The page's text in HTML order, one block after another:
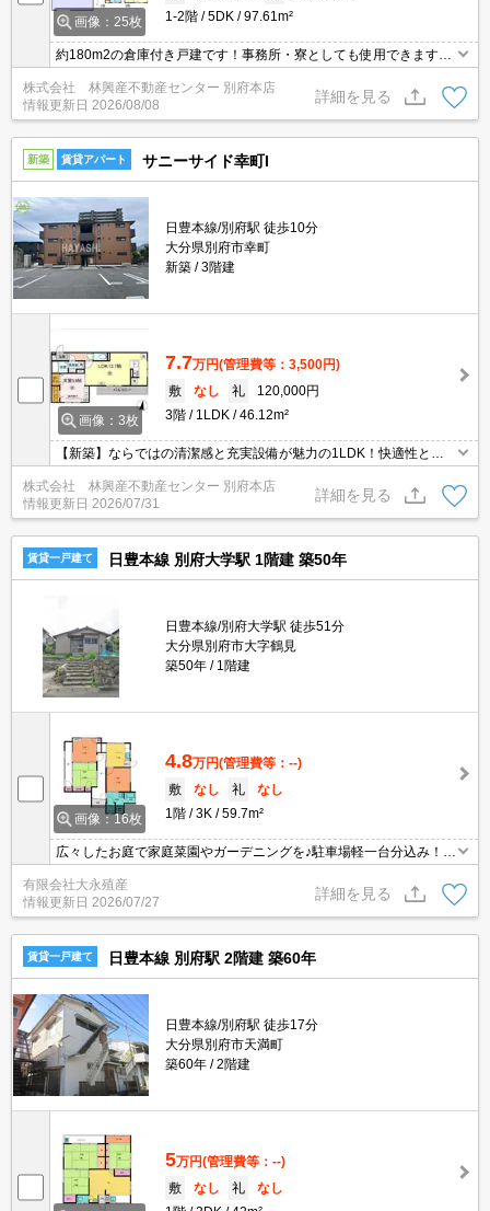
画像：25枚
1-2階
5DK 97.61m²
約180m2の倉庫付き戸建です！事務所・寮としても使用できます。
業種はご相談ください！倉庫は屋根付き駐車場や作業スペースとし
て等、幅広い用途で活用いただけます。
株式会社 林興産不動産センター 別府本店
情報更新日 2026/08/08
詳細を見る
新築 賃貸アパート サニーサイド幸町I
日豊本線/別府駅 徒歩10分
大分県別府市幸町
新築
3階建
画像：3枚
7.7万円(管理費等：3,500円)
敷
なし 礼
120,000円
3階
1LDK 46.12m²
【新築】ならではの清潔感と充実設備が魅力の1LDK！快適性と使
いやすさを兼ね備えた室内で、新生活を気持ちよくスタートできま
す☆ダイレックスがすぐそばにあり、日々の買い物にも便利な立地
です！！
株式会社 林興産不動産センター 別府本店
情報更新日 2026/07/31
詳細を見る
賃貸一戸建て 日豊本線 別府大学駅 1階建 築50年
日豊本線/別府大学駅 徒歩51分
大分県別府市大字鶴見
築50年
1階建
画像：16枚
4.8万円(管理費等：--)
敷
なし 礼
なし
1階
3K 59.7m²
広々したお庭で家庭菜園やガーデニングを♪駐車場軽一台分込み！ウ
ォシュレット新品です♪都市ガス物件☆エアコン付き！
有限会社大永殖産
情報更新日 2026/07/27
詳細を見る
賃貸一戸建て 日豊本線 別府駅 2階建 築60年
日豊本線/別府駅 徒歩17分
大分県別府市天満町
築60年
2階建
5万円(管理費等：--)
敷
なし 礼
なし